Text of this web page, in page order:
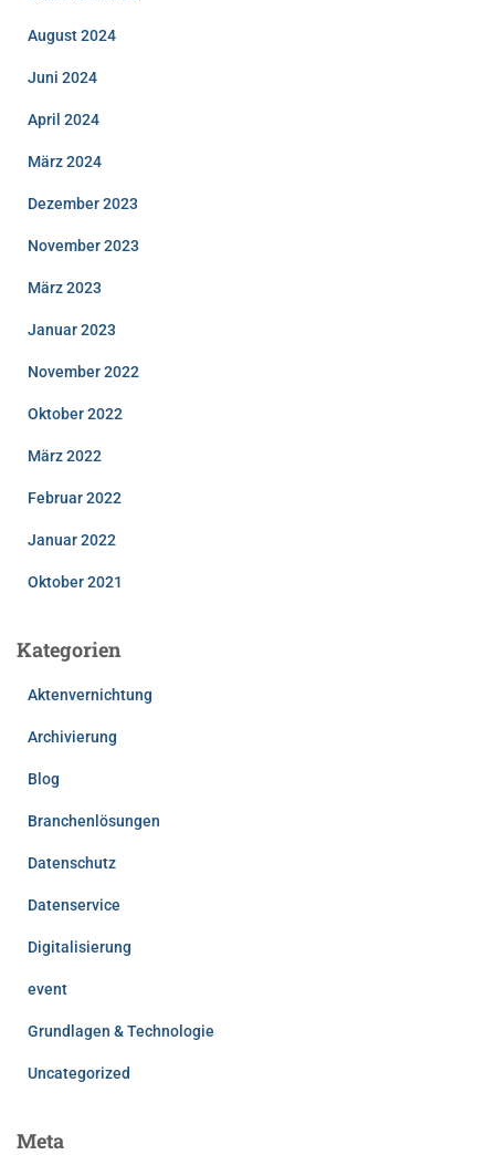
August 2024
Juni 2024
April 2024
März 2024
Dezember 2023
November 2023
März 2023
Januar 2023
November 2022
Oktober 2022
März 2022
Februar 2022
Januar 2022
Oktober 2021
Kategorien
Aktenvernichtung
Archivierung
Blog
Branchenlösungen
Datenschutz
Datenservice
Digitalisierung
event
Grundlagen & Technologie
Uncategorized
Meta